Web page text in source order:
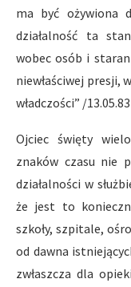
ma być ożywiona
działalność ta
wobec osób i
niewłaściwej presji,
władczości” /
Ojciec święty
znaków czasu nie
działalności w
że jest to
szkoły, szpitale,
od dawna
zwłaszcza dla